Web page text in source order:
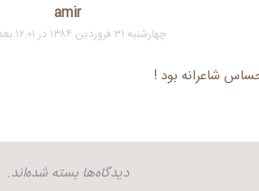
amir
چهارشنبه ۳۱ فروردین ۱۳۸۴ در ۱۲:۰۱ بعد از ظهر
شاعرانه بود !
دیدگاه‌ها بسته شده‌اند.